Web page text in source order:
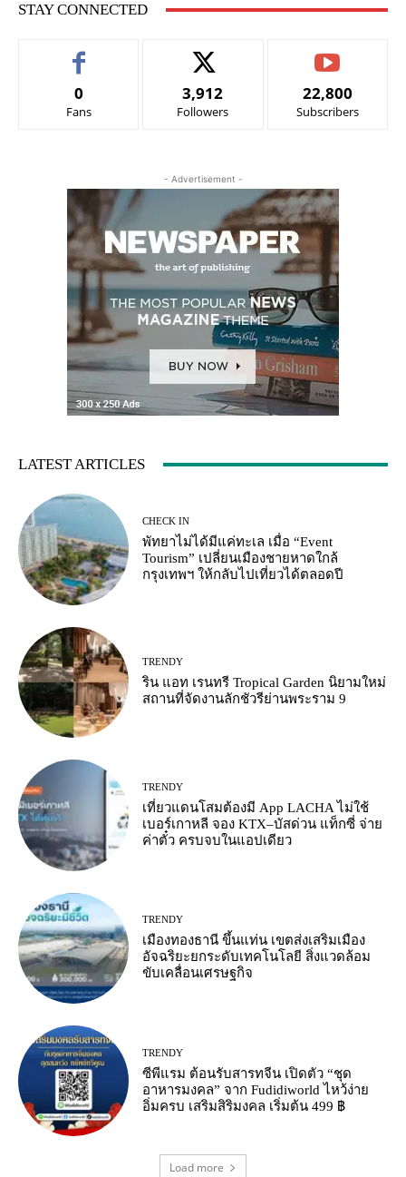
STAY CONNECTED
0
Fans
3,912
Followers
22,800
Subscribers
- Advertisement -
LATEST ARTICLES
CHECK IN
พัทยาไม่ได้มีแค่ทะเล เมื่อ “Event
Tourism” เปลี่ยนเมืองชายหาดใกล้
กรุงเทพฯ ให้กลับไปเที่ยวได้ตลอดปี
TRENDY
ริน แอท เรนทรี Tropical Garden นิยามใหม่
สถานที่จัดงานลักชัวรีย่านพระราม 9
TRENDY
เที่ยวแดนโสมต้องมี App LACHA ไม่ใช้
เบอร์เกาหลี จอง KTX–บัสด่วน แท็กซี่ จ่าย
ค่าตั๋ว ครบจบในแอปเดียว
TRENDY
เมืองทองธานี ขึ้นแท่น เขตส่งเสริมเมือง
อัจฉริยะยกระดับเทคโนโลยี สิ่งแวดล้อม
ขับเคลื่อนเศรษฐกิจ
TRENDY
ซีพีแรม ต้อนรับสารทจีน เปิดตัว “ชุด
อาหารมงคล” จาก Fudidiworld ไหว้ง่าย
อิ่มครบ เสริมสิริมงคล เริ่มต้น 499 ฿
Load more